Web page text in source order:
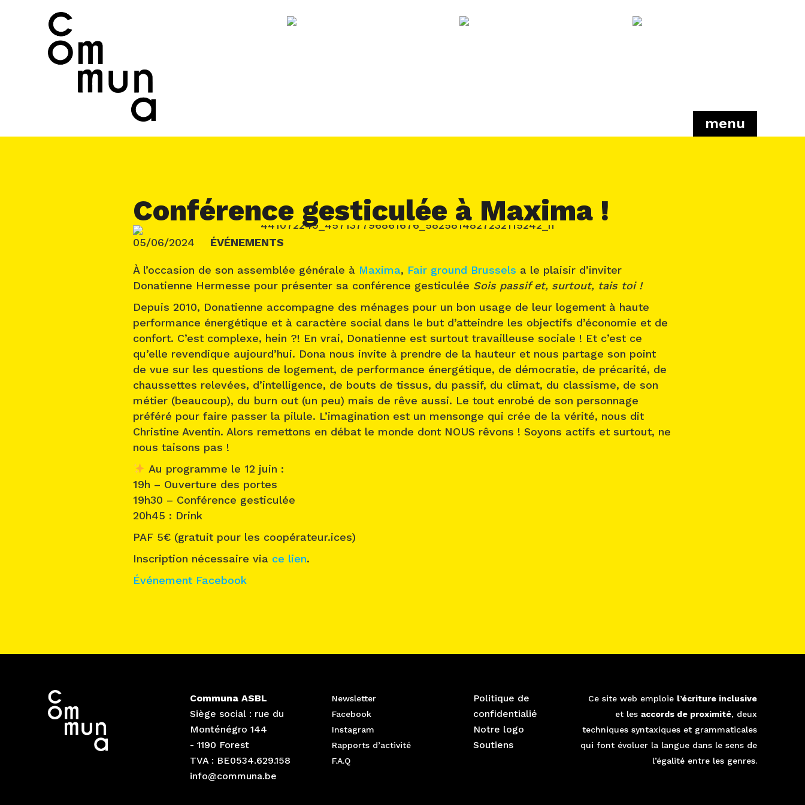
menu
Conférence gesticulée à Maxima !
05/06/2024 ÉVÉNEMENTS
À l’occasion de son assemblée générale à Maxima, Fair ground Brussels a le plaisir d’inviter
Donatienne Hermesse pour présenter sa conférence gesticulée Sois passif et, surtout, tais toi !
Depuis 2010, Donatienne accompagne des ménages pour un bon usage de leur logement à haute
performance énergétique et à caractère social dans le but d’atteindre les objectifs d’économie et de
confort. C’est complexe, hein ?! En vrai, Donatienne est surtout travailleuse sociale ! Et c’est ce
qu’elle revendique aujourd’hui. Dona nous invite à prendre de la hauteur et nous partage son point
de vue sur les questions de logement, de performance énergétique, de démocratie, de précarité, de
chaussettes relevées, d’intelligence, de bouts de tissus, du passif, du climat, du classisme, de son
métier (beaucoup), du burn out (un peu) mais de rêve aussi. Le tout enrobé de son personnage
préféré pour faire passer la pilule. L’imagination est un mensonge qui crée de la vérité, nous dit
Christine Aventin. Alors remettons en débat le monde dont NOUS rêvons ! Soyons actifs et surtout, ne
nous taisons pas !
Au programme le 12 juin :
19h – Ouverture des portes
19h30 – Conférence gesticulée
20h45 : Drink
PAF 5€ (gratuit pour les coopérateur.ices)
Inscription nécessaire via ce lien.
Événement Facebook
Communa ASBL
Siège social : rue du
Monténégro 144
- 1190 Forest
TVA : BE0534.629.158
info@communa.be
Newsletter
Facebook
Instagram
Rapports d’activité
F.A.Q
Politique de
confidentialié
Notre logo
Soutiens
Ce site web emploie l’écriture inclusive
et les accords de proximité, deux
techniques syntaxiques et grammaticales
qui font évoluer la langue dans le sens de
l’égalité entre les genres.